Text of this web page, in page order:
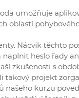
umožňuje
oblastí
Nácvik těchto
naplnit heslo řady
zkušenosti s
takový projekt
našeho kurzu